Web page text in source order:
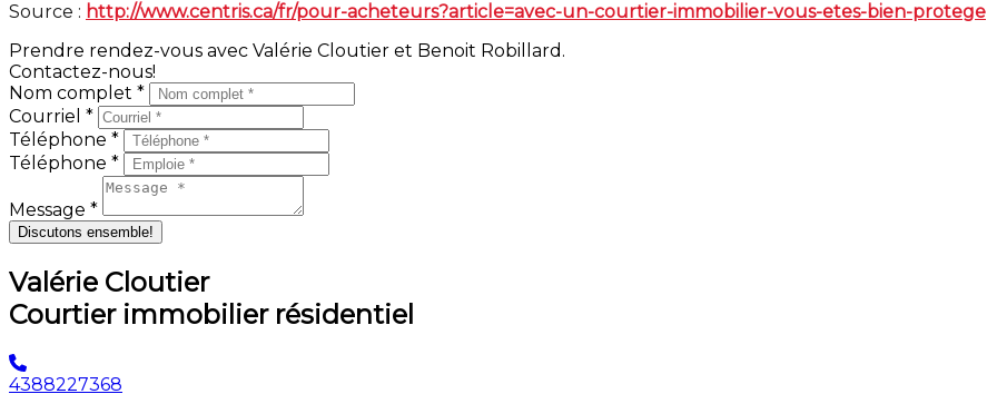
Source : http://www.centris.ca/fr/pour-acheteurs?article=avec-un-courtier-immobilier-vous-etes-bien-protege
Prendre rendez-vous avec Valérie Cloutier et Benoit Robillard.
Contactez-nous!
Nom complet *
Courriel *
Téléphone *
Téléphone *
Message *
Discutons ensemble!
Valérie Cloutier
Courtier immobilier résidentiel
4388227368